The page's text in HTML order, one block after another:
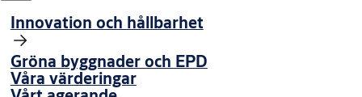
Innovation och hållbarhet
Gröna byggnader och EPD
Våra värderingar